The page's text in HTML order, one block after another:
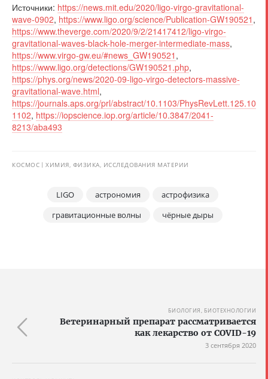
Источники: https://news.mit.edu/2020/ligo-virgo-gravitational-
wave-0902, https://www.ligo.org/science/Publication-GW190521 ,
https://www.theverge.com/2020/9/2/21417412/ligo-virgo-
gravitational-waves-black-hole-merger-intermediate-mass,
https://www.virgo-gw.eu/#news_GW190521 ,
https://www.ligo.org/detections/GW190521.php,
https://phys.org/news/2020-09-ligo-virgo-detectors-massive-
gravitational-wave.html,
https://journals.aps.org/prl/abstract/10.1103/PhysRevLett.125.10
1102, https://iopscience.iop.org/article/10.3847/2041-
8213/aba493
КОСМОС ХИМИЯ, ФИЗИКА, ИССЛЕДОВАНИЯ МАТЕРИИ
LIGO астрономия
астрофизика
гравитационные волны
чёрные дыры
БИОЛОГИЯ, БИОТЕХНОЛОГИИ
Ветеринарный препарат рассматривается
как лекарство от COVID-19
3 сентября 2020